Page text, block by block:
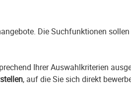
Die Suchfunktionen sollen
Ihrer Auswahlkriterien
, auf die Sie sich direkt